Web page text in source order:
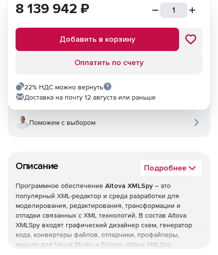
Описание Подробнее
Программное обеспечение Altova XMLSpy – это
популярный XML-редактор и среда разработки для
моделирования, редактирования, трансформации и
отладки связанных с XML технологий. В состав Altova
XMLSpy входят графический дизайнер схем, генератор
кода, конвертеры файлов, отладчики, профайлеры,
модули для Visual Studio и Eclipse. Altova XMLSpy
8 139 942 ₽
Добавить в корзину
Оплатить по счету
22% НДС можно вернуть
Доставка на почту 12 августа или раньше
Поможем с выбором